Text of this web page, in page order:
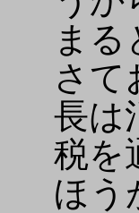
ま
さて
長は
税を
ほう